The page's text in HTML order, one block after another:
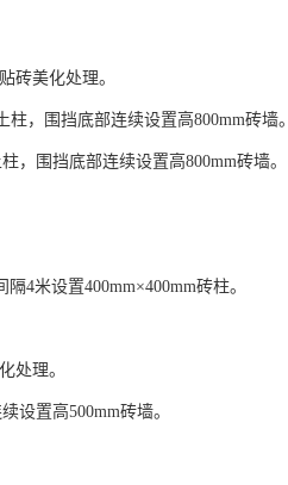
砖美化处理。
，围挡底部连续设置高800mm砖墙。
，围挡底部连续设置高800mm砖墙。
4米设置400mm×400mm砖柱。
处理。
设置高500mm砖墙。